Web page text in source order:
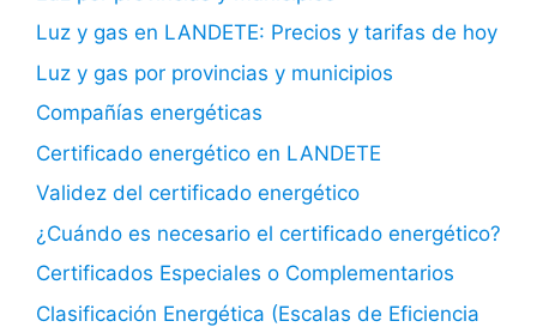
Luz y gas en LANDETE: Precios y tarifas de hoy
Luz y gas por provincias y municipios
Compañías energéticas
Certificado energético en LANDETE
Validez del certificado energético
¿Cuándo es necesario el certificado energético?
Certificados Especiales o Complementarios
Clasificación Energética (Escalas de Eficiencia